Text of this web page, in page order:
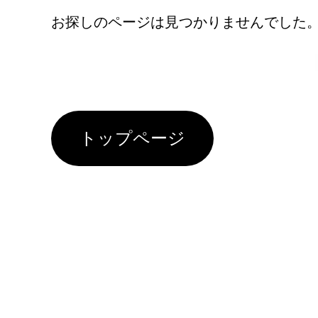
お探しのページは見つかりませんでした
トップページ